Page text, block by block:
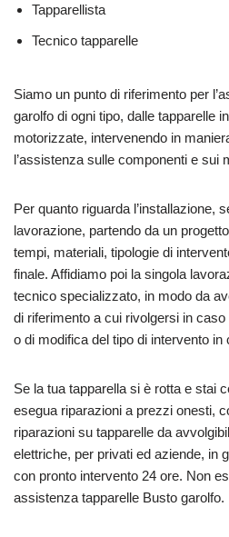
Tapparellista
Tecnico tapparelle
Siamo un punto di riferimento per
garolfo di ogni tipo, dalle tapparelle
motorizzate, intervenendo in
l’assistenza sulle componenti e sui
Per quanto riguarda l’installazione,
lavorazione, partendo da un
tempi, materiali, tipologie di
finale. Affidiamo poi la singola
tecnico specializzato, in modo da
di riferimento a cui rivolgersi in
o di modifica del tipo di intervento in
Se la tua tapparella si è rotta e stai
esegua riparazioni a prezzi onesti,
riparazioni su tapparelle da
elettriche, per privati ed aziende, in
con pronto intervento 24 ore. Non
assistenza tapparelle Busto garolfo.